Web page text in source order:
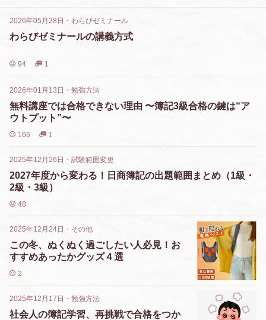
2026年05月28日 ・ わらびゼミナール
わらびゼミナールの講義方式
94 1
2026年01月13日 ・ 勉強方法
無料講座では合格できない理由 〜簿記3級合格の鍵は“ア
ウトプット”〜
166 1
2025年12月26日 ・ 試験範囲変更
2027年度から変わる！日商簿記の出題範囲まとめ（1級・
2級・3級）
48
2025年12月24日 ・ その他
この冬、ぬくぬく過ごしたい人必見！お
すすめあったかグッズ４選
2
2025年12月17日 ・ 勉強方法
社会人の簿記学習、再挑戦で合格をつか